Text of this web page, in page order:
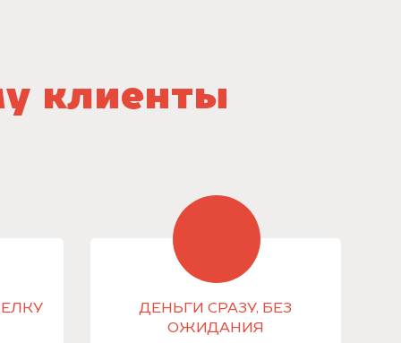
клиенты
ДЕНЬГИ СРАЗУ, БЕЗ
ОЖИДАНИЯ